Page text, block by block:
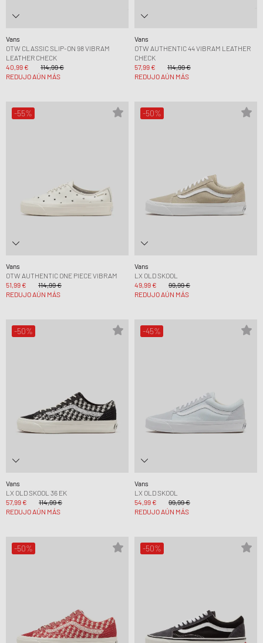
Vans
OTW CLASSIC SLIP-ON 98 VIBRAM
LEATHER CHECK
40,99 €
114,99 €
REDUJO AÚN MÁS
Vans
OTW AUTHENTIC 44 VIBRAM LEATHER
CHECK
57,99 €
114,99 €
REDUJO AÚN MÁS
-55%
Vans
OTW AUTHENTIC ONE PIECE VIBRAM
51,99 €
114,99 €
REDUJO AÚN MÁS
-50%
Vans
LX OLD SKOOL
49,99 €
99,99 €
REDUJO AÚN MÁS
-50%
Vans
LX OLD SKOOL 36 EK
57,99 €
114,99 €
REDUJO AÚN MÁS
-45%
Vans
LX OLD SKOOL
54,99 €
99,99 €
REDUJO AÚN MÁS
-50% -50%